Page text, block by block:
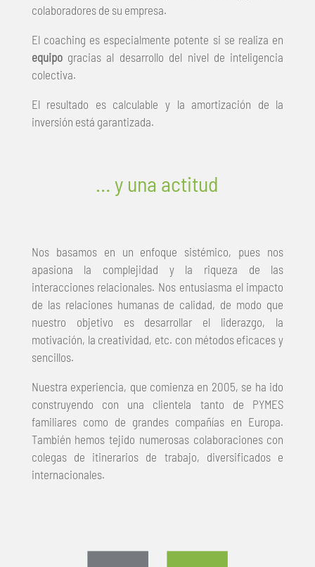
colaboradores de su empresa.
El coaching es especialmente potente si se realiza en
equipogracias al desarrollo del nivel de inteligencia
colectiva.
El resultado es calculable y la amortización de la
inversión está garantizada.
… y una actitud
Nos basamos en un enfoque sistémico, pues nos
apasiona la complejidad y la riqueza de las
interacciones relacionales. Nos entusiasma el impacto
de las relaciones humanas de calidad, de modo que
nuestro objetivo es desarrollar el liderazgo, la
motivación, la creatividad, etc. con métodos eficaces y
sencillos.
Nuestra experiencia, que comienza en 2005, se ha ido
construyendo con una clientela tanto de PYMES
familiares como de grandes compañías en Europa.
También hemos tejido numerosas colaboraciones con
colegas de itinerarios de trabajo, diversificados e
internacionales.